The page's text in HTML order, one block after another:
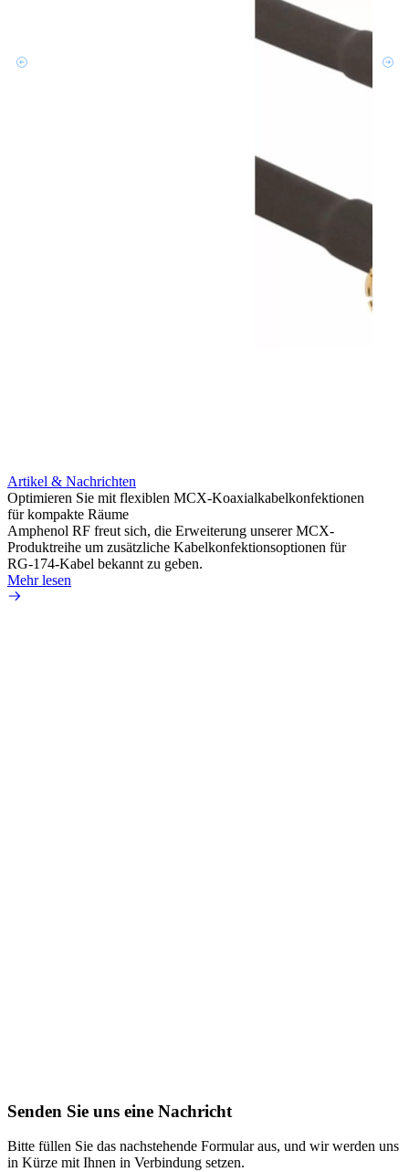
Artikel & Nachrichten
Optimieren Sie mit flexiblen MCX-Koaxialkabelkonfektionen
für kompakte Räume
Amphenol RF freut sich, die Erweiterung unserer MCX-
Produktreihe um zusätzliche Kabelkonfektionsoptionen für
RG-174-Kabel bekannt zu geben.
Mehr lesen
Senden Sie uns eine Nachricht
Bitte füllen Sie das nachstehende Formular aus, und wir werden uns
in Kürze mit Ihnen in Verbindung setzen.